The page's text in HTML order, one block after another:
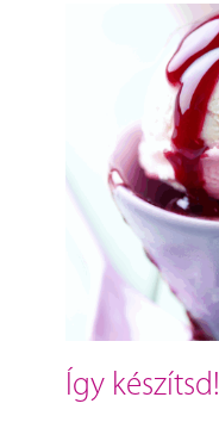
így készítsd!